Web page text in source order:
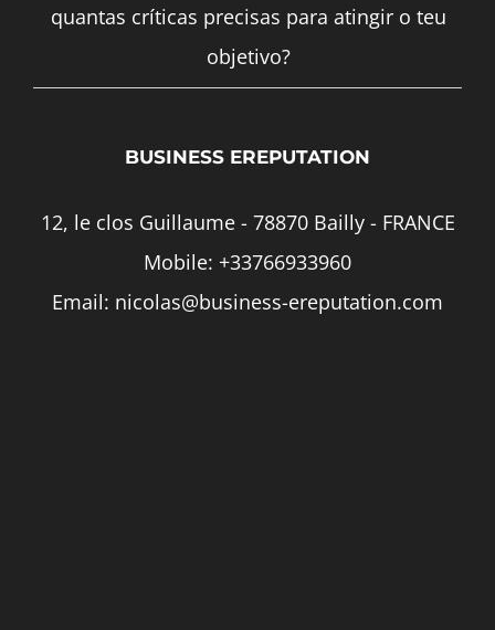
quantas críticas precisas para atingir o teu
objetivo?
BUSINESS EREPUTATION
12, le clos Guillaume - 78870 Bailly - FRANCE
Mobile: +33766933960
Email: nicolas@business-ereputation.com